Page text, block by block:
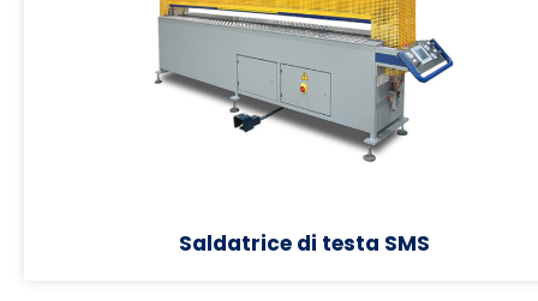
Saldatrice di testa SMS